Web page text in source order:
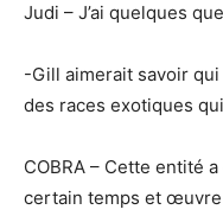
Judi – J’ai quelques
-Gill aimerait savoir qui
des races exotiques
COBRA – Cette entité
certain temps et